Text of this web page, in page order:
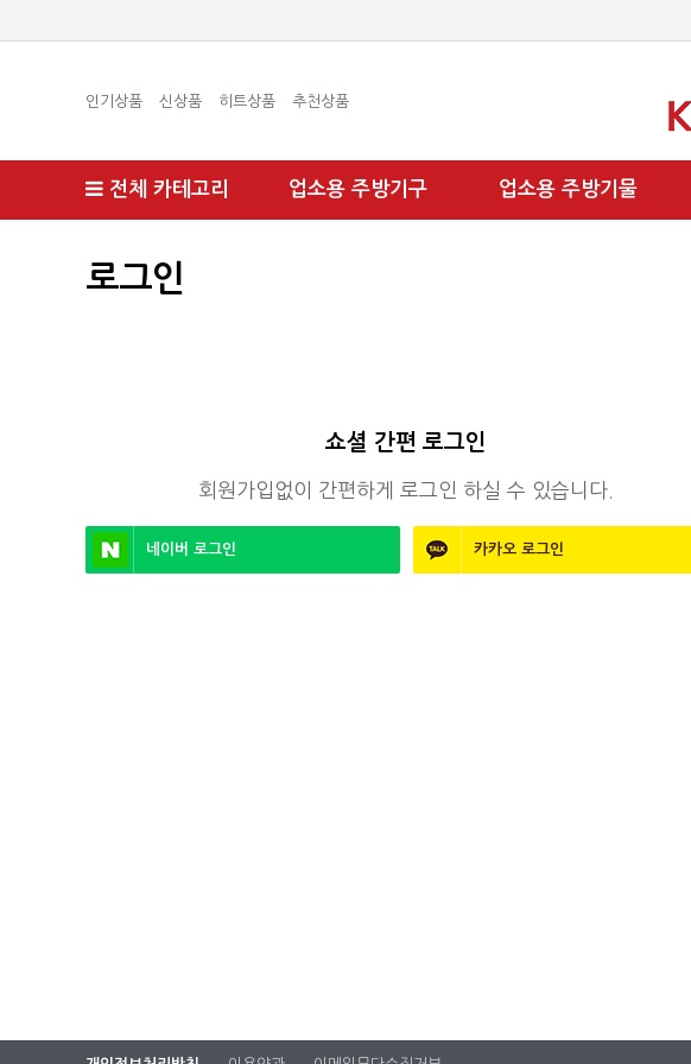
인기상품 신상품 히트상품 추천상품
전체 카테고리 업소용 주방기구 업소용 주방기물
로그인
쇼셜 간편 로그인
회원가입없이 간편하게 로그인 하실 수 있습니다.
네이버 로그인 카카오로그인